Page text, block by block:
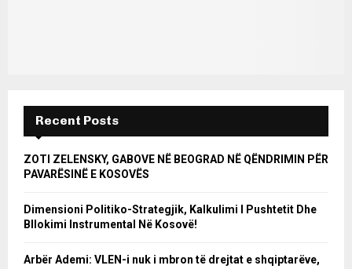
Recent Posts
ZOTI ZELENSKY, GABOVE NË BEOGRAD NË QËNDRIMIN PËR
PAVARËSINË E KOSOVËS
Dimensioni Politiko-Strategjik, Kalkulimi I Pushtetit Dhe
Bllokimi Instrumental Në Kosovë!
Arbër Ademi: VLEN-i nuk i mbron të drejtat e shqiptarëve,